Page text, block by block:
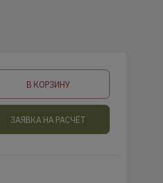
В КОРЗИНУ
ЗАЯВКА НА РАСЧЁТ